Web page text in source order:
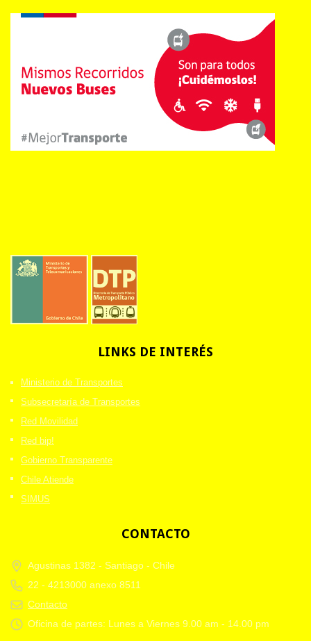
LINKS DE INTERÉS
Ministerio de Transportes
Subsecretaría de Transportes
Red Movilidad
Red bip!
Gobierno Transparente
Chile Atiende
SIMUS
CONTACTO
Agustinas 1382 - Santiago - Chile
22 - 4213000 anexo 8511
Contacto
Oficina de partes: Lunes a Viernes 9.00 am - 14.00 pm